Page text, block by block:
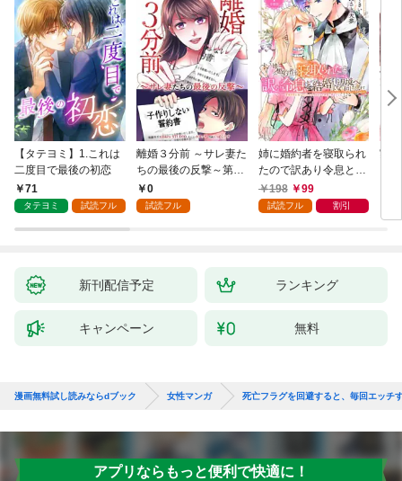
【タテヨミ】1.これは
二度目で最後の初恋
71
タテヨミ 試読フル
離婚３分前 ～サレ妻た
ちの最後の反撃～第1
話0
試読フル
姉に婚約者を寝取られ
たので訳あり令息と結
婚して辺境へと向かい
ます ～苦労の先に待っ
198 99
試読フル 割引
実
新刊配信予定 ランキング
キャンペーン 無料
漫画無料試し読みならdブック 女性マンガ 死亡フラグを回避すると、毎回エッチ
アプリならもっと便利で快適に！